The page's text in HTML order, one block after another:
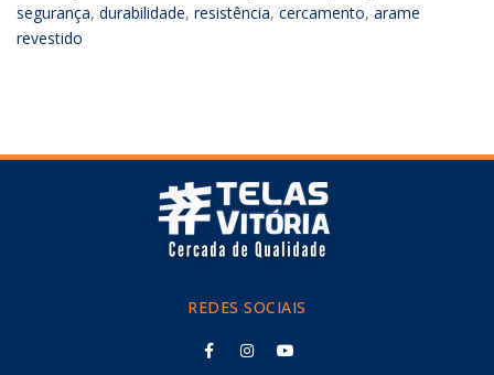
segurança, durabilidade, resistência, cercamento, arame
revestido
REDES SOCIAIS